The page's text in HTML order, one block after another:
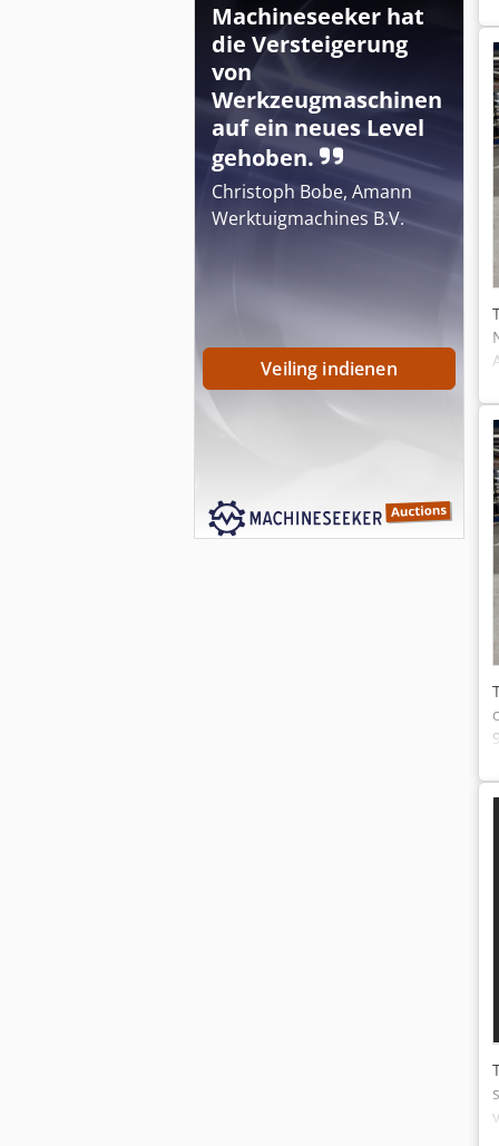
Machineseeker hat
die Versteigerung
von
Werkzeugmaschinen
auf ein neues Level
gehoben.
Christoph Bobe, Amann
Werktuigmachines B.V.
Veiling indienen